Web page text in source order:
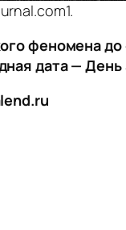
феномена
дата — День